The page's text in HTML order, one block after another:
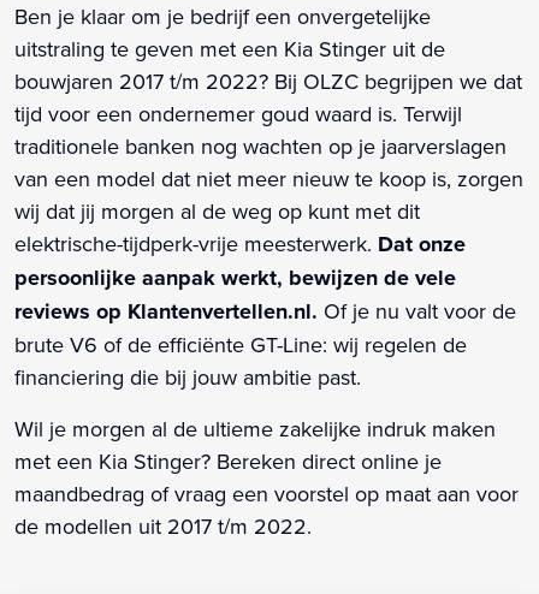
Ben je klaar om je bedrijf een onvergetelijke
uitstraling te geven met een Kia Stinger uit de
bouwjaren 2017 t/m 2022? Bij OLZC begrijpen we dat
tijd voor een ondernemer goud waard is. Terwijl
traditionele banken nog wachten op je jaarverslagen
van een model dat niet meer nieuw te koop is, zorgen
wij dat jij morgen al de weg op kunt met dit
elektrische-tijdperk-vrije meesterwerk. Dat onze
persoonlijke aanpak werkt, bewijzen de vele
reviews op Klantenvertellen.nl. Of je nu valt voor de
brute V6 of de efficiënte GT-Line: wij regelen de
financiering die bij jouw ambitie past.
Wil je morgen al de ultieme zakelijke indruk maken
met een Kia Stinger? Bereken direct online je
maandbedrag of vraag een voorstel op maat aan voor
de modellen uit 2017 t/m 2022.